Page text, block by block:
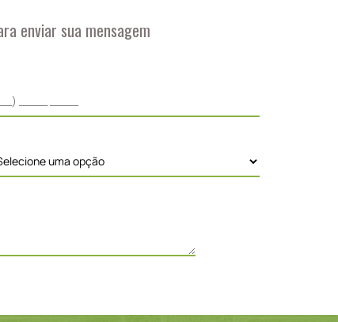
enviar sua mensagem